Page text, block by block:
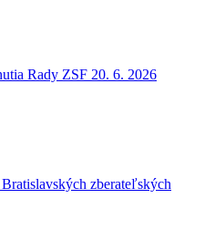
Rady ZSF 20. 6. 2026
zberateľských